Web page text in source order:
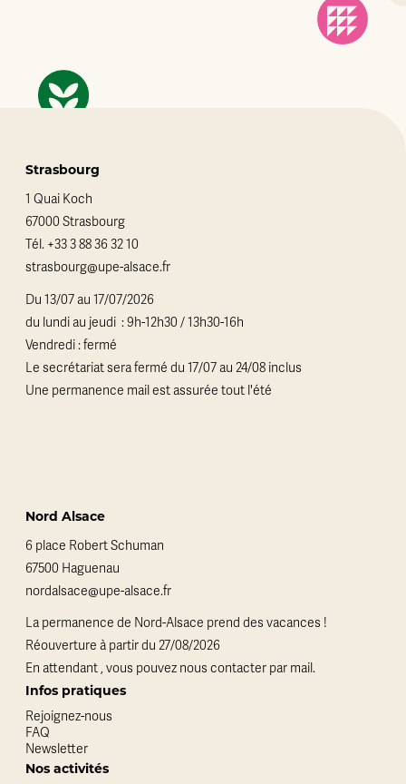
Strasbourg
1 Quai Koch
67000 Strasbourg
Tél. +33 3 88 36 32 10
strasbourg@upe-alsace.fr
Du 13/07 au 17/07/2026
du lundi au jeudi : 9h-12h30 / 13h30-16h
Vendredi : fermé
Le secrétariat sera fermé du 17/07 au 24/08 inclus
Une permanence mail est assurée tout l'été
Nord Alsace
6 place Robert Schuman
67500 Haguenau
nordalsace@upe-alsace.fr
La permanence de Nord-Alsace prend des vacances !
Réouverture à partir du 27/08/2026
En attendant , vous pouvez nous contacter par mail.
Infos pratiques
Rejoignez-nous
FAQ
Newsletter
Nos activités